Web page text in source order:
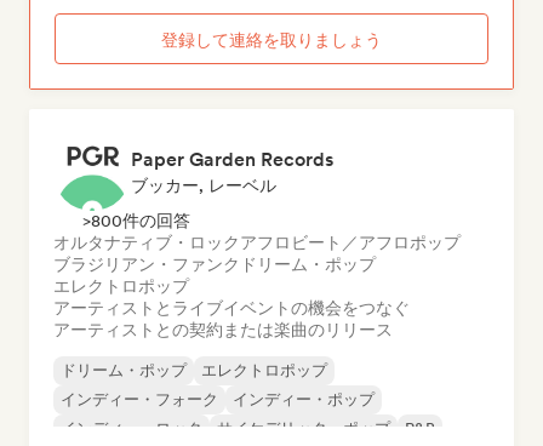
ティストや音楽を求めているかを知ることができます。
ライブ出演の機会を探しているアーティストの方は、
Groover上で直接音楽コンテストに参加することも可能
です。
登録して連絡を取りましょう
Paper Garden Records
ブッカー, レーベル
>800件の回答
オルタナティブ・ロックアフロビート／アフロポップ
ブラジリアン・ファンク ドリーム・ポップ
エレクトロポップ
アーティストとライブイベントの機会をつなぐ
アーティストとの契約または楽曲のリリース
ドリーム・ポップ
エレクトロポップ
インディー・フォーク
インディー・ポップ
インディー・ロック
サイケデリック・ポップ
R&B